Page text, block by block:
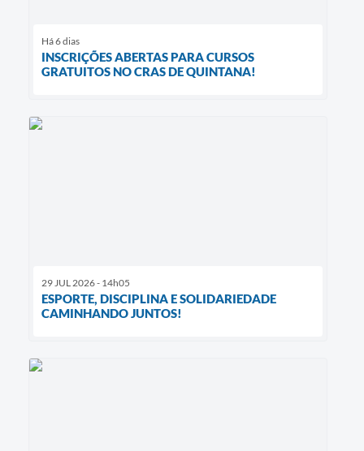
Há 6 dias
INSCRIÇÕES ABERTAS PARA CURSOS
GRATUITOS NO CRAS DE QUINTANA!
29 JUL 2026 - 14h05
ESPORTE, DISCIPLINA E SOLIDARIEDADE
CAMINHANDO JUNTOS!